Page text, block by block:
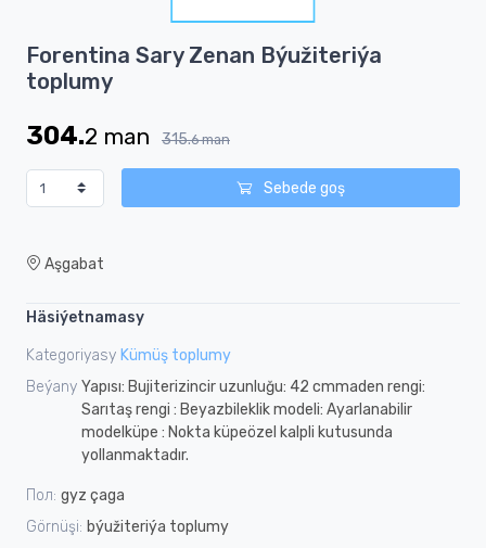
1
of
Forentina Sary Zenan Býužiteriýa
toplumy
304.2 man 315.6 man
Sebede goş
Aşgabat
Häsiýetnamasy
Kategoriyasy Kümüş toplumy
Beýany Yapısı: Bujiterizincir uzunluğu: 42 cmmaden rengi:
Sarıtaş rengi : Beyazbileklik modeli: Ayarlanabilir
modelküpe : Nokta küpeözel kalpli kutusunda
yollanmaktadır.
Пол: gyz çaga
Görnüşi: býužiteriýa toplumy